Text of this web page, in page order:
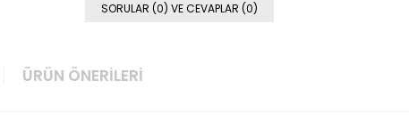
SORULAR (0) VE CEVAPLAR (0)
ÜRÜN ÖNERILERI